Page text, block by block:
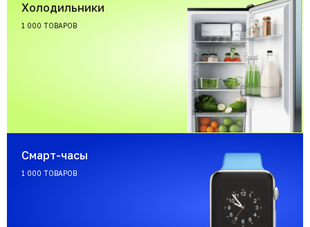
Холодильники
1 000 ТОВАРОВ
Смарт-часы
1 000 ТОВАРОВ